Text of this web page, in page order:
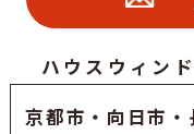
ハウスウィン
京都市 ・ 向日市 ・